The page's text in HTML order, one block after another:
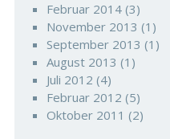
Februar 2014(3)
November 2013 (1)
September 2013 (1)
August 2013 (1)
Juli 2012 (4)
Februar 2012 (5)
Oktober 2011 (2)